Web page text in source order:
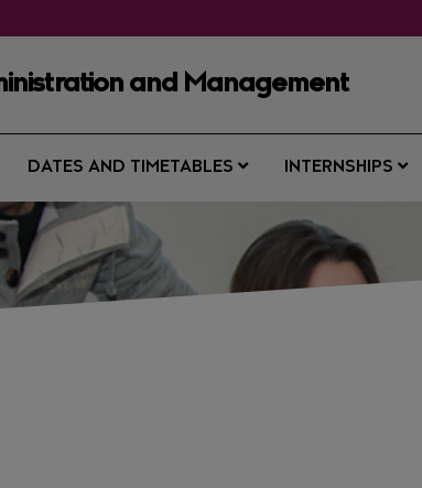
and Management
DATES AND TIMETABLES INTERNSHIPS